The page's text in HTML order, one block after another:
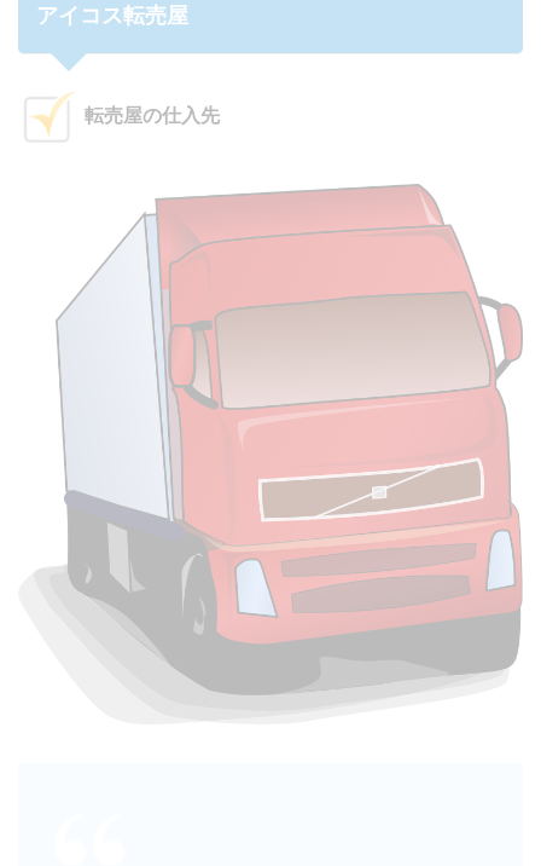
アイコス転売屋
転売屋の仕入先